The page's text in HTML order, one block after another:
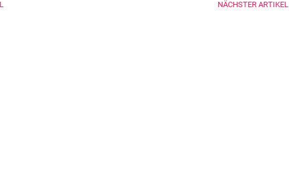
NÄCHSTER ARTIKEL